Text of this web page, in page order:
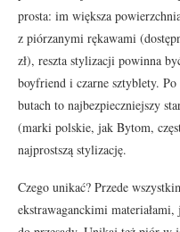
prosta: im większa
z piórzanymi rękawami
zł), reszta stylizacji powinna
boyfriend i czarne sztyblety.
butach to najbezpieczniejszy
(marki polskie, jak Bytom,
najprostszą stylizację.
Czego unikać? Przede
ekstrawaganckimi